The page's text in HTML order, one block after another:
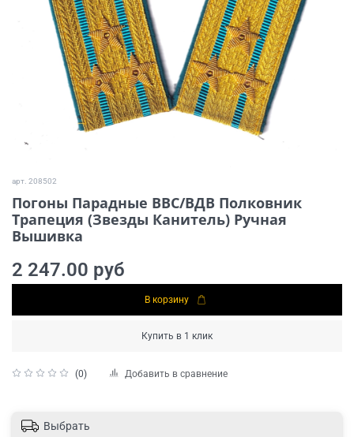
арт. 208502
Погоны Парадные ВВС/ВДВ Полковник
Трапеция (Звезды Канитель) Ручная
Вышивка
(0) Добавить в сравнение
2 247.00 руб
В корзину
Купить в 1 клик
Выбрать